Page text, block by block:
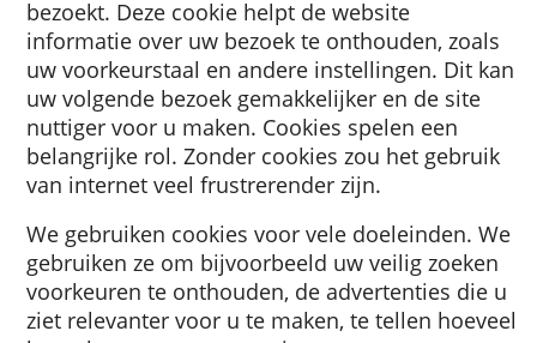
Een cookie is een klein stukje tekst dat naar
browser wordt gestuurd door een website
bezoekt. Deze cookie helpt de website
informatie over uw bezoek te onthouden,
uw voorkeurstaal en andere instellingen.
uw volgende bezoek gemakkelijker en de
nuttiger voor u maken. Cookies spelen een
belangrijke rol. Zonder cookies zou het
van internet veel frustrerender zijn.